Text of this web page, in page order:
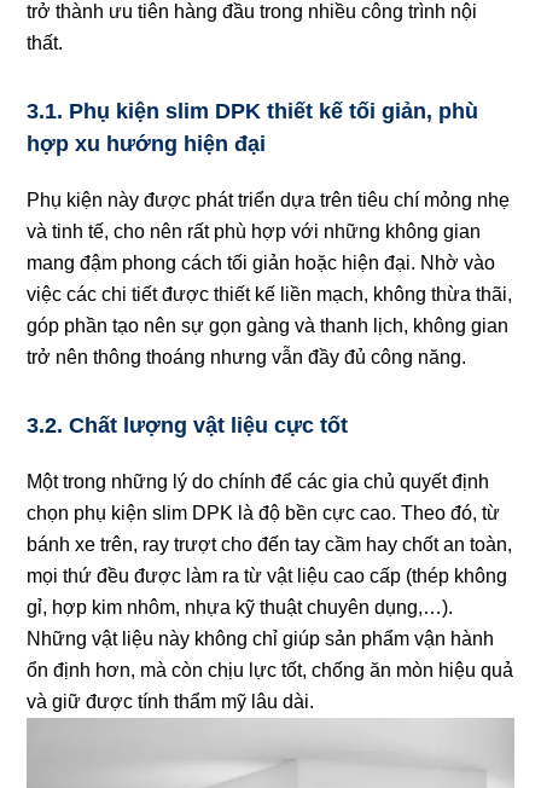
trở thành ưu tiên hàng đầu trong nhiều công trình nội
thất.
3.1. Phụ kiện slim DPK thiết kế tối giản, phù
hợp xu hướng hiện đại
Phụ kiện này được phát triển dựa trên tiêu chí mỏng nhẹ
và tinh tế, cho nên rất phù hợp với những không gian
mang đậm phong cách tối giản hoặc hiện đại. Nhờ vào
việc các chi tiết được thiết kế liền mạch, không thừa thãi,
góp phần tạo nên sự gọn gàng và thanh lịch, không gian
trở nên thông thoáng nhưng vẫn đầy đủ công năng.
3.2. Chất lượng vật liệu cực tốt
Một trong những lý do chính để các gia chủ quyết định
chọn phụ kiện slim DPK là độ bền cực cao. Theo đó, từ
bánh xe trên, ray trượt cho đến tay cầm hay chốt an toàn,
mọi thứ đều được làm ra từ vật liệu cao cấp (thép không
gỉ, hợp kim nhôm, nhựa kỹ thuật chuyên dụng,…).
Những vật liệu này không chỉ giúp sản phẩm vận hành
ổn định hơn, mà còn chịu lực tốt, chống ăn mòn hiệu quả
và giữ được tính thẩm mỹ lâu dài.